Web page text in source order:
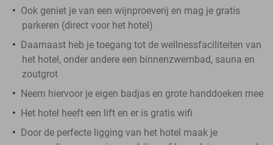
Ook geniet je van een wijnproeverij en mag je gratis
parkeren (direct voor het hotel)
Daarnaast heb je toegang tot de wellnessfaciliteiten van
het hotel, onder andere een binnenzwembad, sauna en
zoutgrot
Neem hiervoor je eigen badjas en grote handdoeken mee
Het hotel heeft een lift en er is gratis wifi
Door de perfecte ligging van het hotel maak je